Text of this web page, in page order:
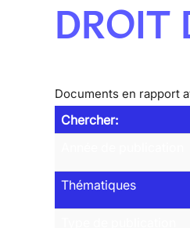
DROIT
Documents en rapport
Chercher:
Thématiques